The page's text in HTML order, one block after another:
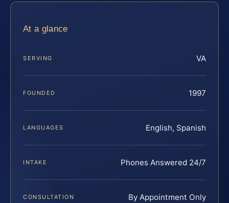
At a glance
SERVING VA
FOUNDED 1997
LANGUAGES English, Spanish
INTAKE Phones Answered 24/7
CONSULTATION By Appointment Only